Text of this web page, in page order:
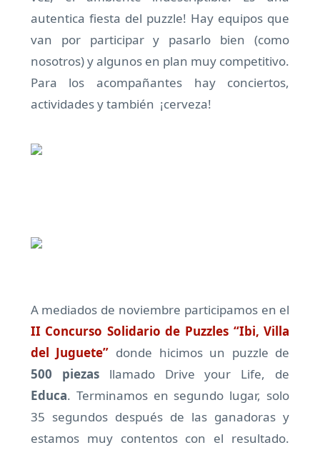
autentica fiesta del puzzle! Hay equipos que
van por participar y pasarlo bien (como
nosotros) y algunos en plan muy competitivo.
Para los acompañantes hay conciertos,
actividades y también ¡cerveza!
A mediados de noviembre participamos en el
II Concurso Solidario de Puzzles “Ibi, Villa
del Juguete” donde hicimos un puzzle de
500 piezasllamado Drive your Life, de
Educa. Terminamos en segundo lugar, solo
35 segundos después de las ganadoras y
estamos muy contentos con el resultado.